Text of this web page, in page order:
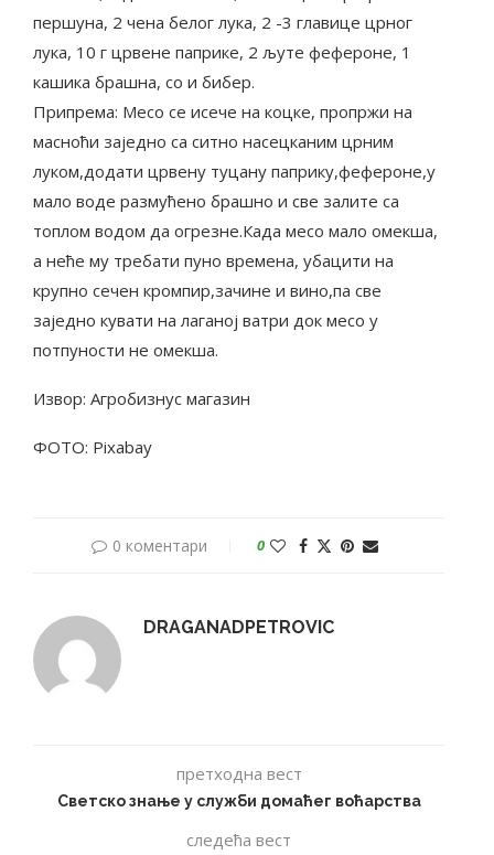
першуна, 2 чена белог лука, 2 -3 главице црног
лука, 10 г црвене паприке, 2 љуте фефероне, 1
кашика брашна, со и бибер.
Припрема: Месо се исече на коцке, пропржи на
масноћи заједно са ситно насецканим црним
луком,додати црвену туцану паприку,фефероне,у
мало воде размућено брашно и све залите са
топлом водом да огрезне.Када месо мало омекша,
а неће му требати пуно времена, убацити на
крупно сечен кромпир,зачине и вино,па све
заједно кувати на лаганој ватри док месо у
потпуности не омекша.
Извор: Агробизнус магазин
ФОТО: Pixabay
0 коментари 0
DRAGANADPETROVIC
претходна вест
Светско знање у служби домаћег воћарства
следећа вест